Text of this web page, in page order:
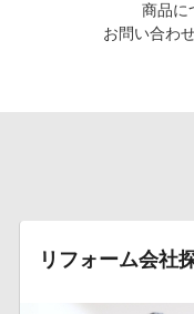
商品に
お問い合わ
リフォーム会社